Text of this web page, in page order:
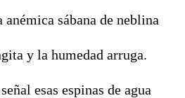
anémica sábana de neblina
y la humedad arruga.
esas espinas de agua